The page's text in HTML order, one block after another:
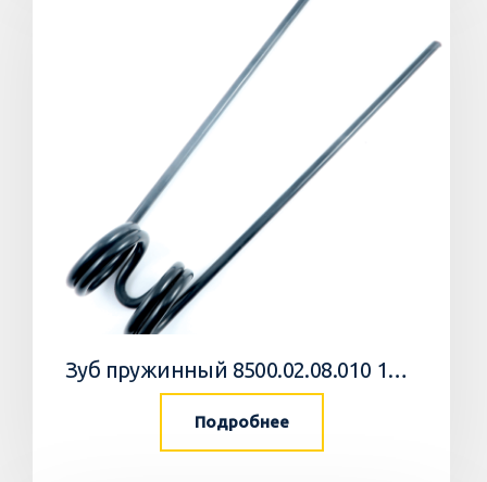
Зуб пружинный 8500.02.08.010 10 Агромастер
Подробнее